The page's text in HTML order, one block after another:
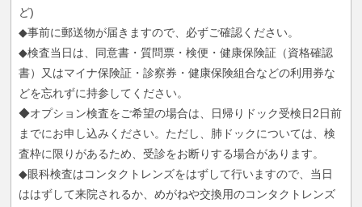
ど)
◆事前に郵送物が届きますので、必ずご確認ください。
◆検査当日は、同意書・質問票・検便・健康保険証（資格確認
書）又はマイナ保険証・診察券・健康保険組合などの利用券な
どを忘れずに持参してください。
◆オプション検査をご希望の場合は、日帰りドック受検日2日前
までにお申し込みください。ただし、肺ドックについては、検
査枠に限りがあるため、受診をお断りする場合があります。
◆眼科検査はコンタクトレンズをはずして行いますので、当日
ははずして来院されるか、めがねや交換用のコンタクトレンズ